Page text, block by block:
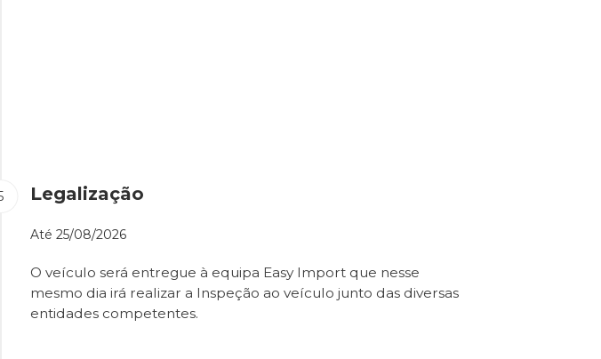
Legalização
Até 25/08/2026
O veículo será entregue à equipa Easy Import que nesse
mesmo dia irá realizar a Inspeção ao veículo junto das diversas
entidades competentes.